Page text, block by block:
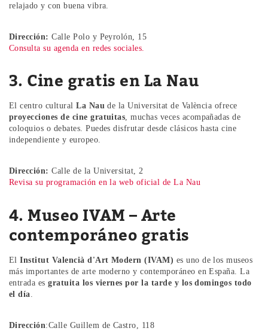
relajado y con buena vibra.
Dirección: Calle Polo y Peyrolón, 15
Consulta su agenda en redes sociales.
3. Cine gratis en La Nau
El centro culturalLa Nau de la Universitat de València ofrece
proyecciones de cine gratuitas, muchas veces acompañadas de
coloquios o debates. Puedes disfrutar desde clásicos hasta cine
independiente y europeo.
Dirección: Calle de la Universitat, 2
Revisa su programación en la web oficial de La Nau
4. Museo IVAM – Arte
contemporáneo gratis
ElInstitut Valencià d'Art Modern (IVAM) es uno de los museos
más importantes de arte moderno y contemporáneo en España. La
entrada esgratuita los viernes por la tarde y los domingos todo
el día
Dirección:Calle Guillem de Castro, 118